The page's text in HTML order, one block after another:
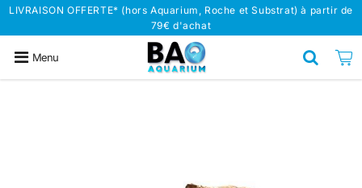
LIVRAISON OFFERTE* (hors Aquarium, Roche et Substrat) à partir de
79€ d'achat
Menu